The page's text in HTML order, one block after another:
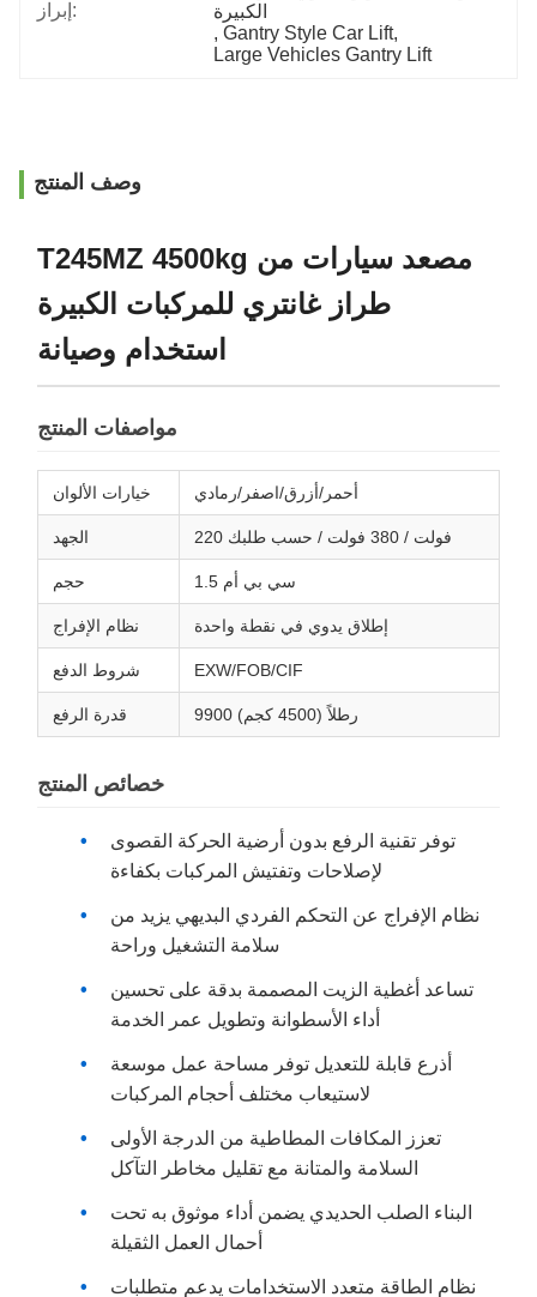
إبراز:
الكبيرة
, Gantry Style Car Lift,
Large Vehicles Gantry Lift
وصف المنتج
T245MZ 4500kg مصعد سيارات من
طراز غانتري للمركبات الكبيرة
استخدام وصيانة
مواصفات المنتج
خيارات الألوان أحمر/أزرق/اصفر/رمادي
الجهد 220 فولت / 380 فولت / حسب طلبك
حجم 1.5 سي بي أم
نظام الإفراج إطلاق يدوي في نقطة واحدة
شروط الدفع EXW/FOB/CIF
قدرة الرفع 9900 رطلاً (4500 كجم)
خصائص المنتج
توفر تقنية الرفع بدون أرضية الحركة القصوى
لإصلاحات وتفتيش المركبات بكفاءة
نظام الإفراج عن التحكم الفردي البديهي يزيد من
سلامة التشغيل وراحة
تساعد أغطية الزيت المصممة بدقة على تحسين
أداء الأسطوانة وتطويل عمر الخدمة
أذرع قابلة للتعديل توفر مساحة عمل موسعة
لاستيعاب مختلف أحجام المركبات
تعزز المكافات المطاطية من الدرجة الأولى
السلامة والمتانة مع تقليل مخاطر التآكل
البناء الصلب الحديدي يضمن أداء موثوق به تحت
أحمال العمل الثقيلة
نظام الطاقة متعدد الاستخدامات يدعم متطلبات